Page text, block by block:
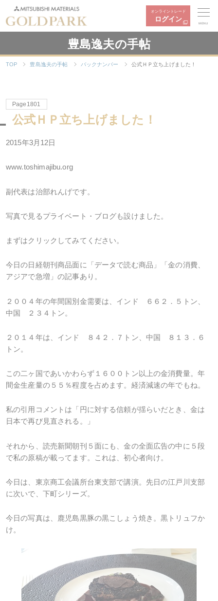
オンライントレード
ログイン
MENU
豊島逸夫の手帖
TOP 豊島逸夫の手帖 バックナンバー 公式ＨＰ立ち上げました！
Page1801
公式ＨＰ立ち上げました！
2015年3月12日
www.toshimajibu.org
副代表は治部れんげです。
写真で見るプライベート・ブログも設けました。
まずはクリックしてみてください。
今日の日経朝刊商品面に「データで読む商品」「金の消費、
アジアで急増」の記事あり。
２００４年の年間国別金需要は、インド ６６２．５トン、
中国 ２３４トン。
２０１４年は、インド ８４２．７トン、中国 ８１３．６
トン。
この二ヶ国であいかわらず１６００トン以上の金消費量。年
間金生産量の５５％程度を占めます。経済減速の年でもね。
私の引用コメントは「円に対する信頼が揺らいだとき、金は
日本で再び見直される。」
それから、読売新聞朝刊５面にも、金の全面広告の中に５段
で私の原稿が載ってます。これは、初心者向け。
今日は、東京商工会議所台東支部で講演。先日の江戸川支部
に次いで、下町シリーズ。
今日の写真は、鹿児島黒豚の黒こしょう焼き。黒トリュフか
け。